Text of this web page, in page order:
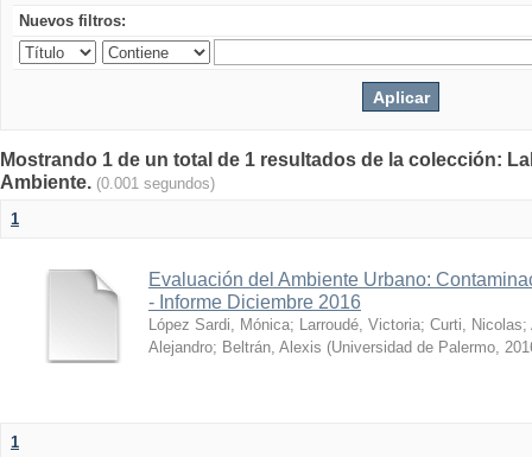
Nuevos filtros:
Mostrando 1 de un total de 1 resultados de la colección:
Ambiente. (0.001 segundos)
1
Evaluación del Ambiente Urbano:
- Informe Diciembre 2016
López Sardi, Mónica; Larroudé, Victoria; Curti, Nicolas;
Alejandro; Beltrán, Alexis (Universidad de Palermo,
1